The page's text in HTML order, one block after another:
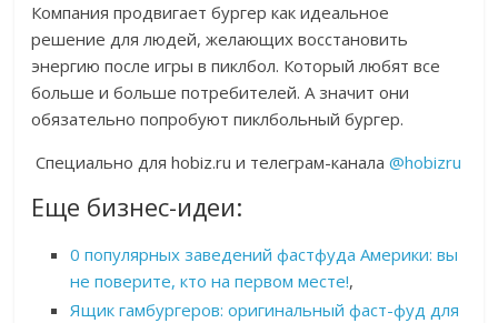
Компания продвигает бургер как идеальное
решение для людей, желающих восстановить
энергию после игры в пиклбол. Который любят все
больше и больше потребителей. А значит они
обязательно попробуют пиклбольный бургер.
Специально для hobiz.ru и телеграм-канала@hobizru
Еще бизнес-идеи:
0 популярных заведений фастфуда Америки: вы
не поверите, кто на первом месте!,
Ящик гамбургеров: оригинальный фаст-фуд для